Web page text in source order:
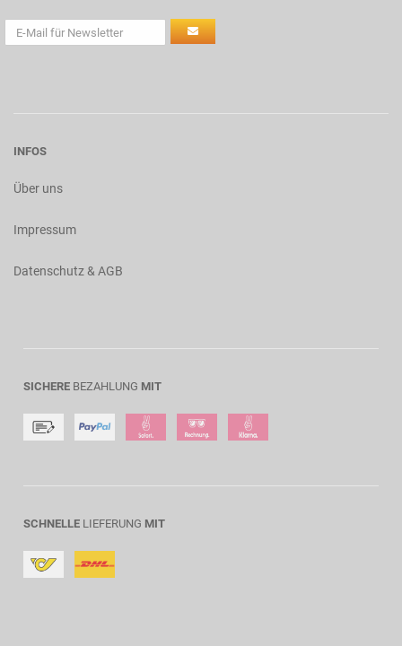
INFOS
Über uns
Impressum
Datenschutz & AGB
SICHERE BEZAHLUNG MIT
SCHNELLE LIEFERUNG MIT